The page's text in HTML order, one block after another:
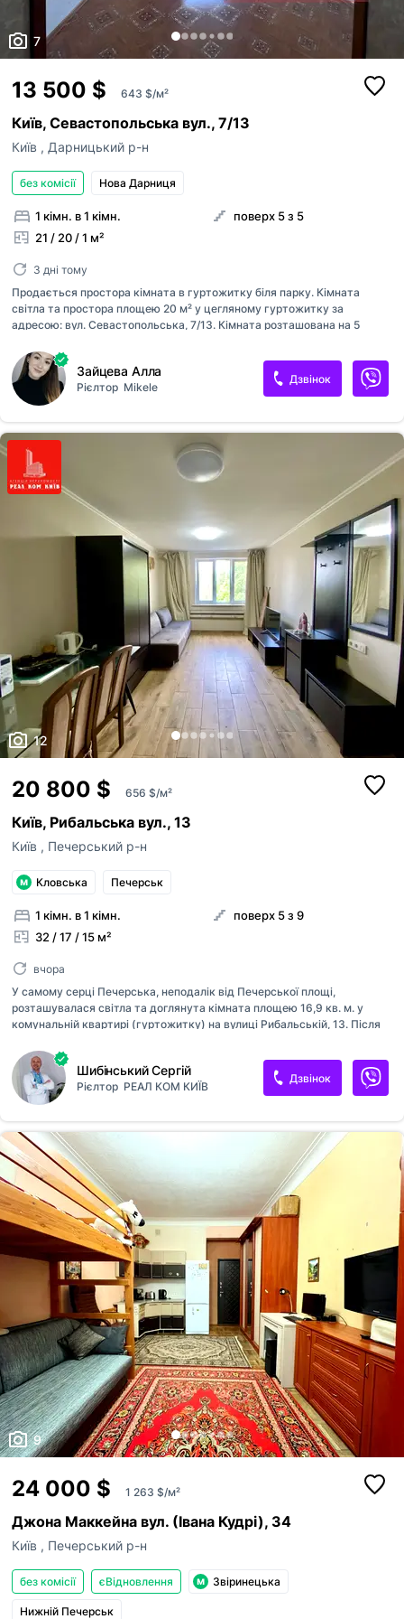
7
13 500 $ 643 $/м²
Київ, Севастопольська вул., 7/13
Київ , Дарницький р-н
без комісії Нова Дарниця
1 кімн. в 1 кімн.
21 / 20 / 1 м²
поверх 5 з 5
3 дні тому
Продається простора кімната в гуртожитку біля парку. Кімната
світла та простора площею 20 м² у цегляному гуртожитку за
адресою: вул. Севастопольська, 7/13. Кімната розташована на 5
косметичний ремонт, встановлено металопластикове вікно. Велика
площа дозволяє комфортно облаштувати як житлову, так і робочу
зону. Для нових власників залишається пральна машина з
підключенням та холодильник, що стане приємним бонусом і
дозволить заощадити на облаштуванні. Переваги: Площа кімнати —
20 м² Цегляний теплий будинок Пральна машина та холодильник
Хороший житловий стан — можна одразу заселятися Поруч парк для
прогулянок та відпочинку, школ...
Зайцева Алла
Рієлтор Mikele
Дзвінок
12
20 800 $ 656 $/м²
Київ, Рибальська вул., 13
Київ , Печерський р-н
Кловська Печерськ
1 кімн. в 1 кімн.
32 / 17 / 15 м²
поверх 5 з 9
вчора
У самому серці Печерська, неподалік від Печерської площі,
розташувалася світла та доглянута кімната площею 16,9 кв. м. у
комунальній квартирі (гуртожитку) на вулиці Рибальській, 13. Після
електропроводка, свіжі шпалери, сучасна плитка на підлозі, акуратна
стеля, а також меблі в чудовому стані уже чекають на вас. Кімната
розташована в затишному блоці, де сусіди стають майже родиною.
Усього три блоки з 4-х кімнат на поверсі, що створює спокійну
атмосферу. Санвузол – у блоці, що забезпечує комфорт, а простора
кухня, спільна для всього поверху, стає місцем дружніх розмов і
ранкових ароматів кави. Два загальні балкони відкривають можлив...
Шибінський Сергій
Рієлтор РЕАЛ КОМ КИЇВ
Дзвінок
9
24 000 $ 1 263 $/м²
Джона Маккейна вул. (Івана Кудрі), 34
Київ , Печерський р-н
без комісії єВідновлення Звіринецька
Нижній Печерськ